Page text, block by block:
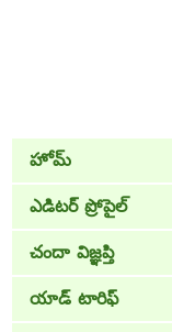
హోమ్
ఎడిటర్ ప్రోపైల్
చందా విజ్ఞప్తి
యాడ్ టారిఫ్